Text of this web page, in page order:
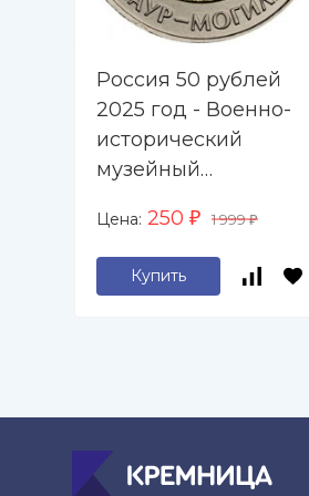
Россия 50 рублей
2025 год - Военно-
исторический
музейный
Могила», UNC
Цена: 250 ₽ 1 999₽
Купить